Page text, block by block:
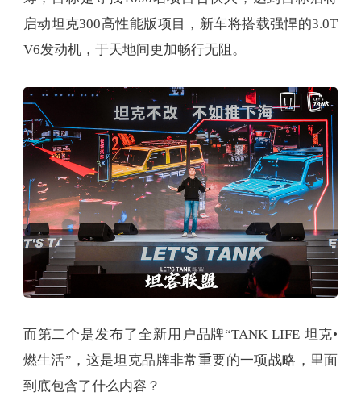
启动坦克300高性能版项目，新车将搭载强悍的3.0T
V6发动机，于天地间更加畅行无阻。
而第二个是发布了全新用户品牌“TANK LIFE 坦克•
燃生活”，这是坦克品牌非常重要的一项战略，里面
到底包含了什么内容？